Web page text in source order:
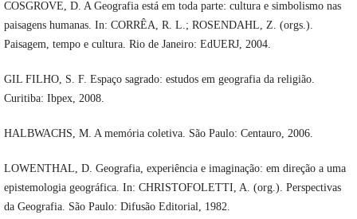
COSGROVE, D. A Geografia está em toda parte: cultura e simbolismo nas
paisagens humanas. In: CORRÊA, R. L.; ROSENDAHL, Z. (orgs.).
Paisagem, tempo e cultura. Rio de Janeiro: EdUERJ, 2004.
GIL FILHO, S. F. Espaço sagrado: estudos em geografia da religião.
Curitiba: Ibpex, 2008.
HALBWACHS, M. A memória coletiva. São Paulo: Centauro, 2006.
LOWENTHAL, D. Geografia, experiência e imaginação: em direção a uma
epistemologia geográfica. In: CHRISTOFOLETTI, A. (org.). Perspectivas
da Geografia. São Paulo: Difusão Editorial, 1982.